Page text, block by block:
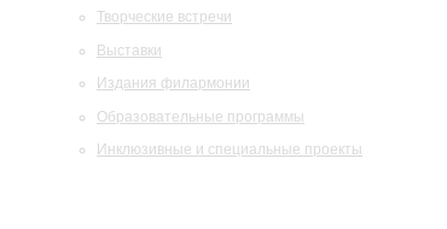
Творческие встречи
Выставки
Издания филармонии
Образовательные программы
Инклюзивные и специальные проекты